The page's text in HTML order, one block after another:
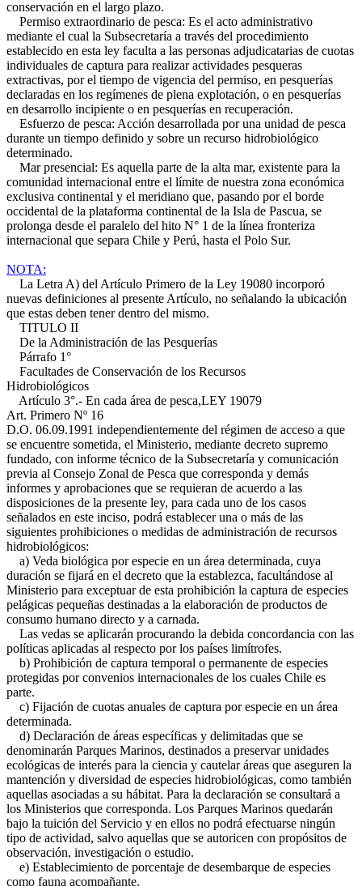
conservación en el largo plazo.
Permiso extraordinario de pesca: Es el acto administrativo
mediante el cual la Subsecretaría a través del procedimiento
establecido en esta ley faculta a las personas adjudicatarias de cuotas
individuales de captura para realizar actividades pesqueras
extractivas, por el tiempo de vigencia del permiso, en pesquerías
declaradas en los regímenes de plena explotación, o en pesquerías
en desarrollo incipiente o en pesquerías en recuperación.
Esfuerzo de pesca: Acción desarrollada por una unidad de pesca
durante un tiempo definido y sobre un recurso hidrobiológico
determinado.
Mar presencial: Es aquella parte de la alta mar, existente para la
comunidad internacional entre el límite de nuestra zona económica
exclusiva continental y el meridiano que, pasando por el borde
occidental de la plataforma continental de la Isla de Pascua, se
prolonga desde el paralelo del hito N° 1 de la línea fronteriza
internacional que separa Chile y Perú, hasta el Polo Sur.
NOTA:
La Letra A) del Artículo Primero de la Ley 19080 incorporó
nuevas definiciones al presente Artículo, no señalando la ubicación
que estas deben tener dentro del mismo.
TITULO II
De la Administración de las Pesquerías
Párrafo 1°
Facultades de Conservación de los Recursos
Hidrobiológicos
Artículo 3°.- En cada área de pesca,LEY 19079
Art. Primero Nº 16
D.O. 06.09.1991 independientemente del régimen de acceso a que
se encuentre sometida, el Ministerio, mediante decreto supremo
fundado, con informe técnico de la Subsecretaría y comunicación
previa al Consejo Zonal de Pesca que corresponda y demás
informes y aprobaciones que se requieran de acuerdo a las
disposiciones de la presente ley, para cada uno de los casos
señalados en este inciso, podrá establecer una o más de las
siguientes prohibiciones o medidas de administración de recursos
hidrobiológicos:
a) Veda biológica por especie en un área determinada, cuya
duración se fijará en el decreto que la establezca, facultándose al
Ministerio para exceptuar de esta prohibición la captura de especies
pelágicas pequeñas destinadas a la elaboración de productos de
consumo humano directo y a carnada.
Las vedas se aplicarán procurando la debida concordancia con las
políticas aplicadas al respecto por los países limítrofes.
b) Prohibición de captura temporal o permanente de especies
protegidas por convenios internacionales de los cuales Chile es
parte.
c) Fijación de cuotas anuales de captura por especie en un área
determinada.
d) Declaración de áreas específicas y delimitadas que se
denominarán Parques Marinos, destinados a preservar unidades
ecológicas de interés para la ciencia y cautelar áreas que aseguren la
mantención y diversidad de especies hidrobiológicas, como también
aquellas asociadas a su hábitat. Para la declaración se consultará a
los Ministerios que corresponda. Los Parques Marinos quedarán
bajo la tuición del Servicio y en ellos no podrá efectuarse ningún
tipo de actividad, salvo aquellas que se autoricen con propósitos de
observación, investigación o estudio.
e) Establecimiento de porcentaje de desembarque de especies
como fauna acompañante.